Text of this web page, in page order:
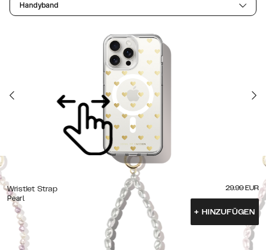
Handyband
Wristlet Strap
Pearl
29.99 EUR
+ HINZUFÜGEN